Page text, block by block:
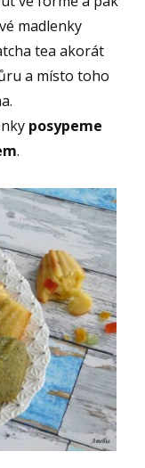
madlenky
tea akorát
a místo toho
posypeme
.